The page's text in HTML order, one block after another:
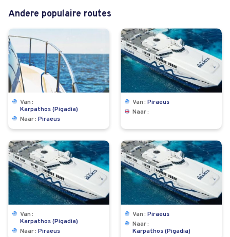
Andere populaire routes
Van
Karpathos (Pigadia)
Naar
Piraeus
Van
Piraeus
Naar
Van
Karpathos (Pigadia)
Naar
Piraeus
Van
Piraeus
Naar
Karpathos (Pigadia)